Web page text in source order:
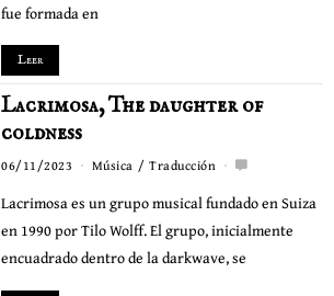
fue formada en
Leer
Lacrimosa, The daughter of
coldness
06/11/2023 Música / Traducción
Lacrimosa es un grupo musical fundado en Suiza
en 1990 por Tilo Wolff. El grupo, inicialmente
encuadrado dentro de la darkwave, se